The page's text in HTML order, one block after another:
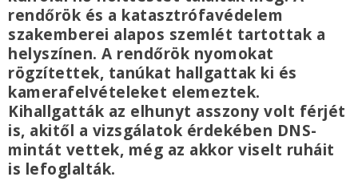
rendőrök és a katasztrófavédelem
szakemberei alapos szemlét tartottak a
helyszínen. A rendőrök nyomokat
rögzítettek, tanúkat hallgattak ki és
kamerafelvételeket elemeztek.
Kihallgatták az elhunyt asszony volt férjét
is, akitől a vizsgálatok érdekében DNS-
mintát vettek, még az akkor viselt ruháit
is lefoglalták.